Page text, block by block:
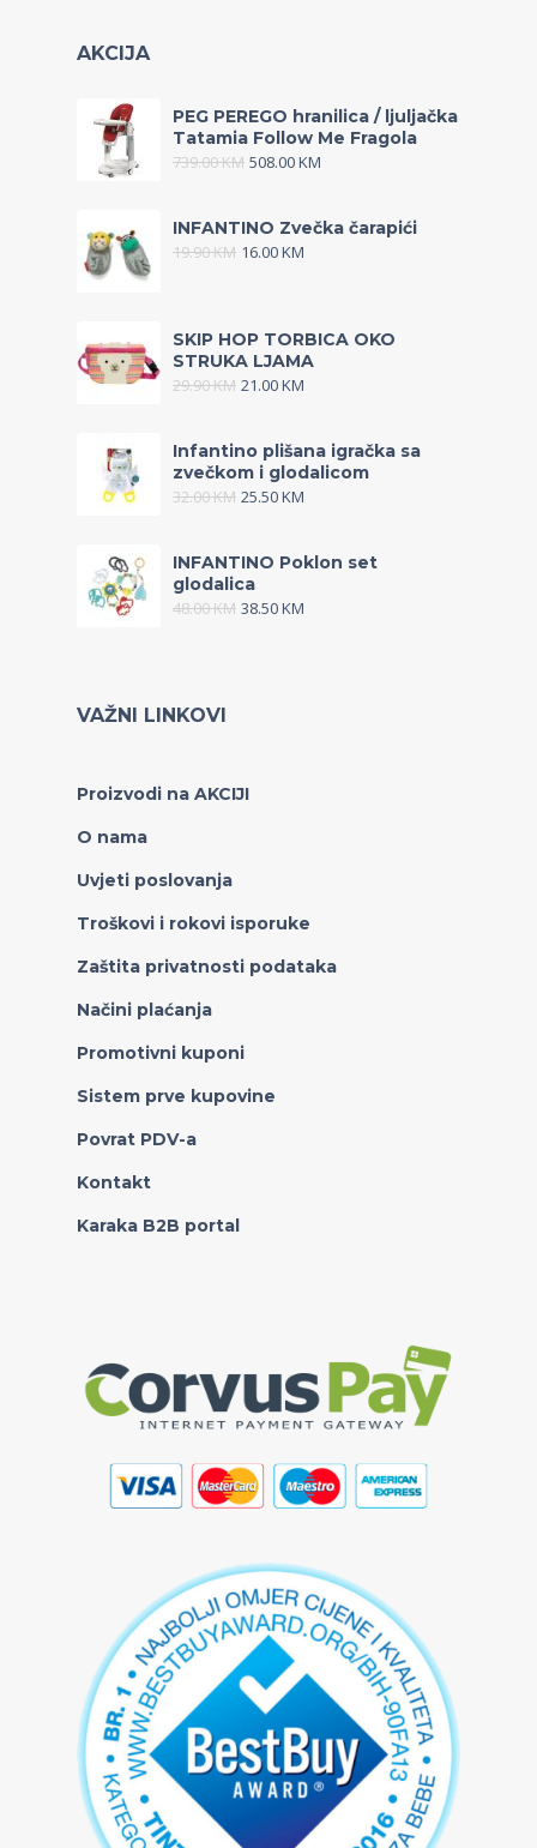
AKCIJA
PEG PEREGO hranilica / ljuljačka
Tatamia Follow Me Fragola
739.00KM 508.00KM
INFANTINO Zvečka čarapići
19.90KM 16.00KM
SKIP HOP TORBICA OKO
STRUKA LJAMA
29.90KM 21.00KM
Infantino plišana igračka sa
zvečkom i glodalicom
32.00KM 25.50KM
INFANTINO Poklon set
glodalica
48.00KM 38.50KM
VAŽNI LINKOVI
Proizvodi na AKCIJI
O nama
Uvjeti poslovanja
Troškovi i rokovi isporuke
Zaštita privatnosti podataka
Načini plaćanja
Promotivni kuponi
Sistem prve kupovine
Povrat PDV-a
Kontakt
Karaka B2B portal